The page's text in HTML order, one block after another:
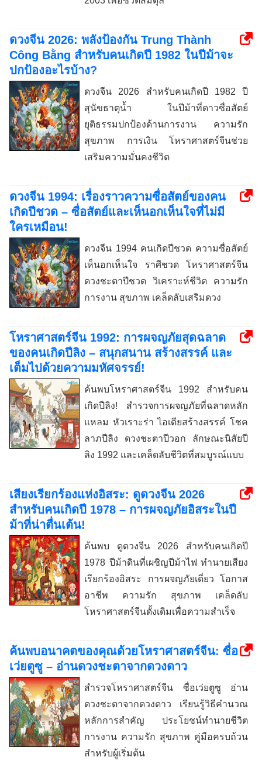
ดวงจีน 2026: พลังป้องกัน Trung Thành
Công Bằng สำหรับคนเกิดปี 1982 ในปีม้าจะ
ปกป้องอะไรบ้าง?
ดวงจีน 2026 สำหรับคนเกิดปี 1982 ปี
สุนัขธาตุน้ำ ในปีม้าที่ดาวซื่อสัตย์
ยุติธรรมปกป้องด้านการงาน ความรัก
สุขภาพ การเงิน โหราศาสตร์จีนช่วย
เสริมความมั่นคงชีวิต
ดวงจีน 1994: เรื่องราวความซื่อสัตย์ของคน
เกิดปีชวด – ซื่อสัตย์และเห็นอกเห็นใจที่ไม่มี
ใครเหมือน!
ดวงจีน 1994 คนเกิดปีชวด ความซื่อสัตย์
เห็นอกเห็นใจ ราศีชวด โหราศาสตร์จีน
ดวงชะตาปีชวด วิเคราะห์ชีวิต ความรัก
การงาน สุขภาพ เคล็ดลับเสริมดวง
โหราศาสตร์จีน 1992: การผจญภัยสุดฉลาด
ของคนเกิดปีลิง – สนุกสนาน สร้างสรรค์ และ
เต็มไปด้วยความมหัศจรรย์!
ค้นพบโหราศาสตร์จีน 1992 สำหรับคน
เกิดปีลิง! สำรวจการผจญภัยที่ฉลาดหลัก
แหลม หัวเราะร่า ไอเดียสร้างสรรค์ โชค
ลาภปีลิง ดวงชะตาปีวอก ลักษณะนิสัยปี
ลิง 1992 และเคล็ดลับชีวิตที่สมบูรณ์แบบ
เสียงเรียกร้องแห่งอิสระ: ดูดวงจีน 2026
สำหรับคนเกิดปี 1978 – การผจญภัยอิสระในปี
ม้าที่น่าตื่นเต้น!
ค้นพบ ดูดวงจีน 2026 สำหรับคนเกิดปี
1978 ปีม้าดินที่เผชิญปีม้าไฟ ทำนายเสียง
เรียกร้องอิสระ การผจญภัยเดี่ยว โอกาส
อาชีพ ความรัก สุขภาพ เคล็ดลับ
โหราศาสตร์จีนดั้งเดิมเพื่อความสำเร็จ
ค้นพบอนาคตของคุณด้วยโหราศาสตร์จีน: ซื่อ
เว่ยตูซู – อ่านดวงชะตาจากดวงดาว
สำรวจโหราศาสตร์จีน ซื่อเว่ยตูซู อ่าน
ดวงชะตาจากดวงดาว เรียนรู้วิธีคำนวณ
หลักการสำคัญ ประโยชน์ทำนายชีวิต
การงาน ความรัก สุขภาพ คู่มือครบถ้วน
สำหรับผู้เริ่มต้น